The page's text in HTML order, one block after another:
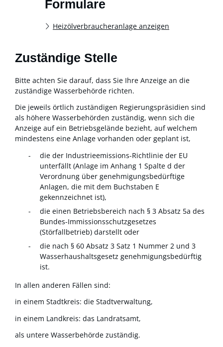
Formulare
Heizölverbraucheranlage anzeigen
Zuständige Stelle
Bitte achten Sie darauf, dass Sie Ihre Anzeige an die
zuständige Wasserbehörde richten.
Die jeweils örtlich zuständigen Regierungspräsidien sind
als höhere Wasserbehörden zuständig, wenn sich die
Anzeige auf ein Betriebsgelände bezieht, auf welchem
mindestens eine Anlage vorhanden oder geplant ist,
die der Industrieemissions-Richtlinie der EU
unterfällt (Anlage im Anhang 1 Spalte d der
Verordnung über genehmigungsbedürftige
Anlagen, die mit dem Buchstaben E
gekennzeichnet ist),
die einen Betriebsbereich nach § 3 Absatz 5a des
Bundes-Immissionsschutzgesetzes
(Störfallbetrieb) darstellt oder
die nach § 60 Absatz 3 Satz 1 Nummer 2 und 3
Wasserhaushaltsgesetz genehmigungsbedürftig
ist.
In allen anderen Fällen sind:
in einem Stadtkreis: die Stadtverwaltung,
in einem Landkreis: das Landratsamt,
als untere Wasserbehörde zuständig.